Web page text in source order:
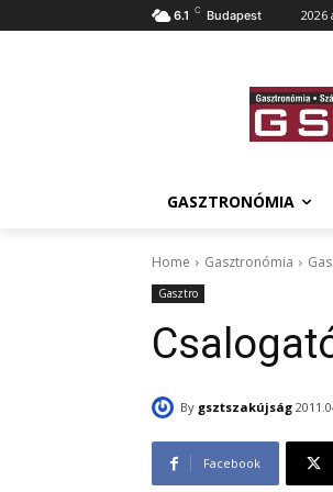
6.1 C Budapest 2026
GASZTRONÓMIA
Home Gasztronómia
Gasztro
By gsztszakújság
Facebook